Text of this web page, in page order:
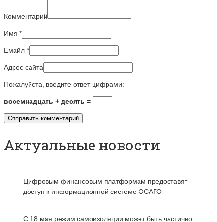
Комментарий
Имя *
Емайл *
Адрес сайта
Пожалуйста, введите ответ цифрами:
восемнадцать + десять =
Актуальные новости
Цифровым финансовым платформам предоставят
доступ к информационной системе ОСАГО
С 18 мая режим самоизоляции может быть частично